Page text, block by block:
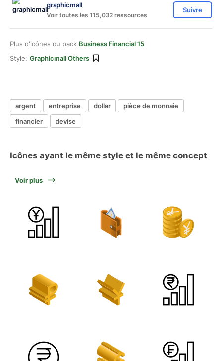
graphicmall
Voir toutes les 115,032 ressources
Suivre
Plus d'icônes du pack Business Financial 15
Style: Graphicmall Others
argent entreprise dollar
pièce de monnaie
financier
devise
Icônes ayant le même style et le même concept
Voir plus